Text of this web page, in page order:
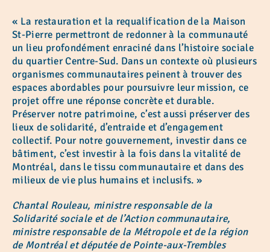
« La restauration et la requalification de la Maison
St-Pierre permettront de redonner à la communauté
un lieu profondément enraciné dans l’histoire sociale
du quartier Centre-Sud. Dans un contexte où plusieurs
organismes communautaires peinent à trouver des
espaces abordables pour poursuivre leur mission, ce
projet offre une réponse concrète et durable.
Préserver notre patrimoine, c’est aussi préserver des
lieux de solidarité, d’entraide et d’engagement
collectif. Pour notre gouvernement, investir dans ce
bâtiment, c’est investir à la fois dans la vitalité de
Montréal, dans le tissu communautaire et dans des
milieux de vie plus humains et inclusifs. »
Chantal Rouleau, ministre responsable de la
Solidarité sociale et de l’Action communautaire,
ministre responsable de la Métropole et de la région
de Montréal et députée de Pointe-aux-Trembles